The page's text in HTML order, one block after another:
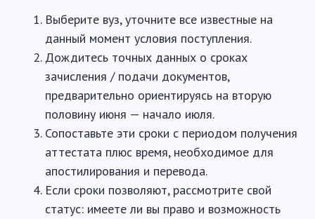
Выберите вуз, уточните все известные на
данный момент условия поступления.
Дождитесь точных данных о сроках
зачисления / подачи документов,
предварительно ориентируясь на вторую
половину июня — начало июля.
Сопоставьте эти сроки с периодом получения
аттестата плюс время, необходимое для
апостилирования и перевода.
Если сроки позволяют, рассмотрите свой
статус: имеете ли вы право и возможность